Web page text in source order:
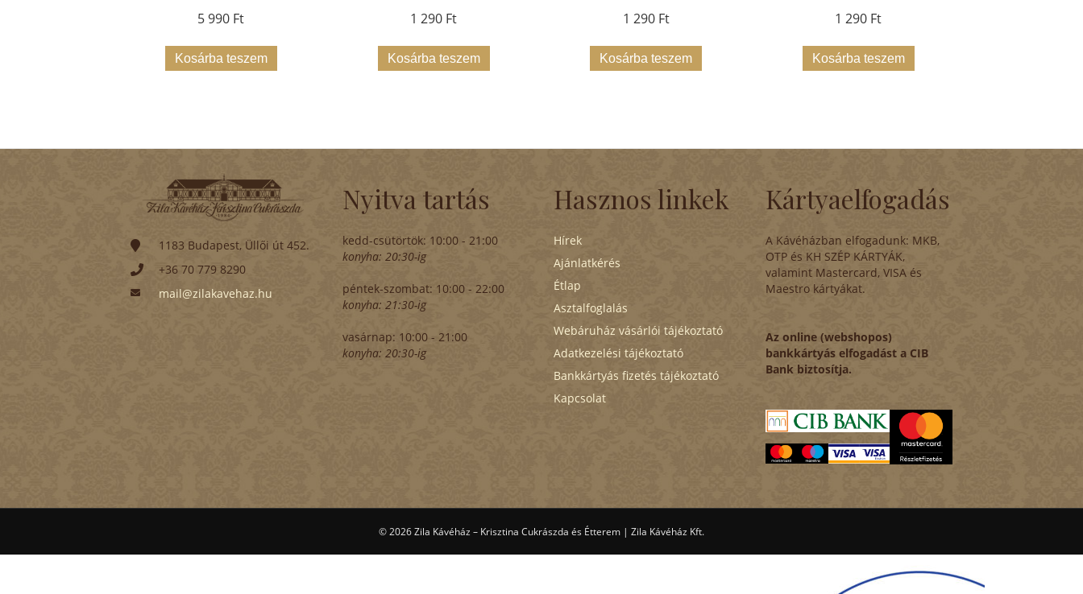
5 990 Ft
Kosárba teszem
1 290 Ft
Kosárba teszem
1 290 Ft
Kosárba teszem
1 290 Ft
Kosárba teszem
1183 Budapest, Üllői út 452.
+36 70 779 8290
mail@zilakavehaz.hu
Nyitva tartás
kedd-csütörtök: 10:00 - 21:00
konyha: 20:30-ig
péntek-szombat: 10:00 - 22:00
konyha: 21:30-ig
vasárnap: 10:00 - 21:00
konyha: 20:30-ig
Hasznos linkek
Hírek
Ajánlatkérés
Étlap
Asztalfoglalás
Webáruház vásárlói tájékoztató
Adatkezelési tájékoztató
Bankkártyás fizetés tájékoztató
Kapcsolat
Kártyaelfogadás
A Kávéházban elfogadunk: MKB,
OTP és KH SZÉP KÁRTYÁK,
valamint Mastercard, VISA és
Maestro kártyákat.
Az online (webshopos)
bankkártyás elfogadást a CIB
Bank biztosítja.
© 2026 Zila Kávéház – Krisztina Cukrászda és Étterem | Zila Kávéház Kft.